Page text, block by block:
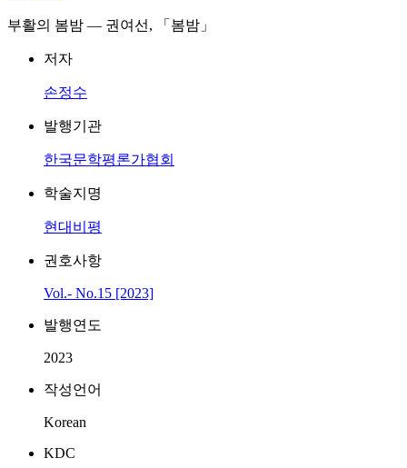
부활의 봄밤 — 권여선, 「봄밤」
저자
손정수
발행기관
한국문학평론가협회
학술지명
현대비평
권호사항
Vol.- No.15 [2023]
발행연도
2023
작성언어
Korean
KDC